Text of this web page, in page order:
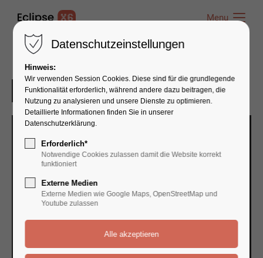
Menu
Datenschutzeinstellungen
Hinweis:
Wir verwenden Session Cookies. Diese sind für die grundlegende
Funktionalität erforderlich, während andere dazu beitragen, die
Nutzung zu analysieren und unsere Dienste zu optimieren.
Detaillierte Informationen finden Sie in unserer
Datenschutzerklärung.
Erforderlich*
Notwendige Cookies zulassen damit die Website korrekt
funktioniert
Externe Medien
Externe Medien wie Google Maps, OpenStreetMap und
Youtube zulassen
Menu